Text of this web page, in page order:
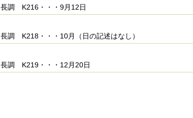
調 K216・・・9月12日
調 K218・・・10月（日の記述はなし）
調 K219・・・12月20日